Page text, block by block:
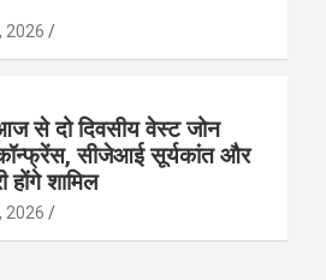
2026
से दो दिवसीय वेस्ट जोन
सीजेआई सूर्यकांत और
होंगे शामिल
2026